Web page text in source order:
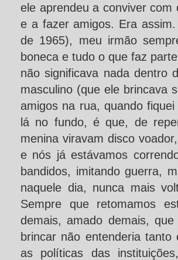
ele aprendeu a conviver
e a fazer amigos. Era
de 1965), meu irmão
boneca e tudo o que faz
não significava nada dentro
masculino (que ele brincava
amigos na rua, quando
lá no fundo, é que, de
menina viravam disco
e nós já estávamos
bandidos, imitando guerra,
naquele dia, nunca mais
Sempre que retomamos
demais, amado demais,
brincar não entenderia
as políticas das